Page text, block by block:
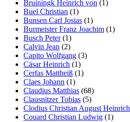
Bruiningk Heinrich von (1)
Buel Christian (1)
Bunsen Carl Josias (1)
Burmeister Franz Joachim (1)
Busch Peter(1)
Calvin Jean (2)
Capito Wolfgang (3)
Cäsar Heinrich (1)
Cerfas Mattheiß (1)
Claes Johann (1)
Claudius Matthias (68)
Clausnitzer Tobias (5)
Clodius Christian August Heinrich
Couard Christian Ludwig (1)